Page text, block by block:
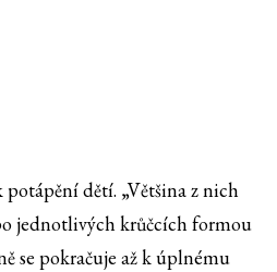
dětí. „Většina z nich
jednotlivých krůčcích formou
se pokračuje až k úplnému